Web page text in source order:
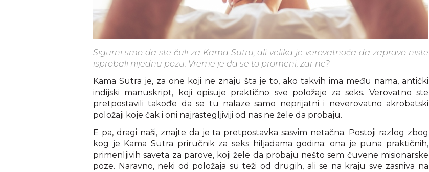
Sigurni smo da ste čuli za Kama Sutru, ali velika je verovatnoća da zapravo niste
isprobali nijednu pozu. Vreme je da se to promeni, zar ne?
Kama Sutra je, za one koji ne znaju šta je to, ako takvih ima među nama, antički
indijski manuskript, koji opisuje praktično sve položaje za seks. Verovatno ste
pretpostavili takođe da se tu nalaze samo neprijatni i neverovatno akrobatski
položaji koje čak i oni najrastegljiviji od nas ne žele da probaju.
E pa, dragi naši, znajte da je ta pretpostavka sasvim netačna. Postoji razlog zbog
kog je Kama Sutra priručnik za seks hiljadama godina: ona je puna praktičnih,
primenljivih saveta za parove, koji žele da probaju nešto sem čuvene misionarske
poze. Naravno, neki od položaja su teži od drugih, ali se na kraju sve zasniva na